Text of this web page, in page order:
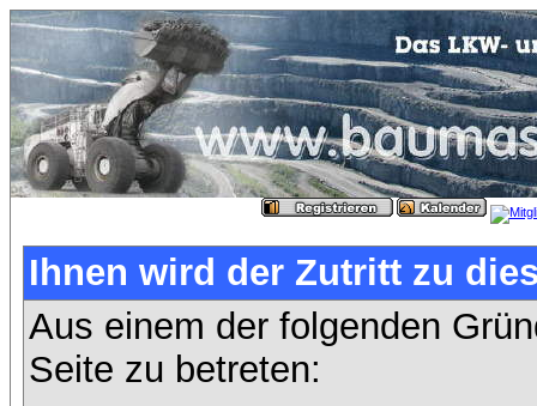
Ihnen wird der Zutritt zu
Aus einem der folgenden
Seite zu betreten: